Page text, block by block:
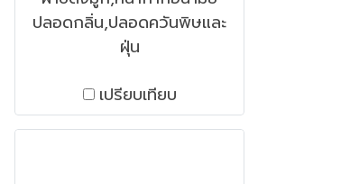
ปลอดกลิ่น,ปลอดควันพิษและ
ฝุ่น
เปรียบเทียบ